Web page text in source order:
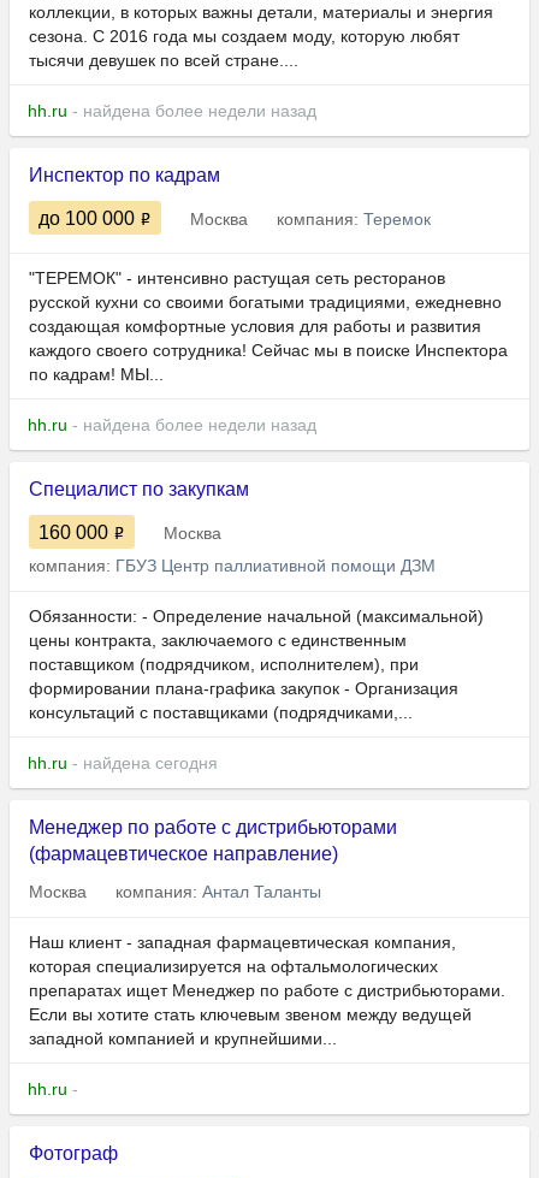
коллекции, в которых важны детали, материалы и энергия
сезона. С 2016 года мы создаем моду, которую любят
тысячи девушек по всей стране....
hh.ru - найдена более недели назад
Инспектор по кадрам
до 100 000 Москва компания: Теремок
"ТЕРЕМОК" - интенсивно растущая сеть ресторанов
русской кухни со своими богатыми традициями, ежедневно
создающая комфортные условия для работы и развития
каждого своего сотрудника! Сейчас мы в поиске Инспектора
по кадрам! МЫ...
hh.ru - найдена более недели назад
Специалист по закупкам
160 000
Москва
компания: ГБУЗ Центр паллиативной помощи ДЗМ
Обязанности: - Определение начальной (максимальной)
цены контракта, заключаемого с единственным
поставщиком (подрядчиком, исполнителем), при
формировании плана-графика закупок - Организация
консультаций с поставщиками (подрядчиками,...
hh.ru - найдена сегодня
Менеджер по работе с дистрибьюторами
(фармацевтическое направление)
Москва компания: Антал Таланты
Наш клиент - западная фармацевтическая компания,
которая специализируется на офтальмологических
препаратах ищет Менеджер по работе с дистрибьюторами.
Если вы хотите стать ключевым звеном между ведущей
западной компанией и крупнейшими...
hh.ru -
Фотограф